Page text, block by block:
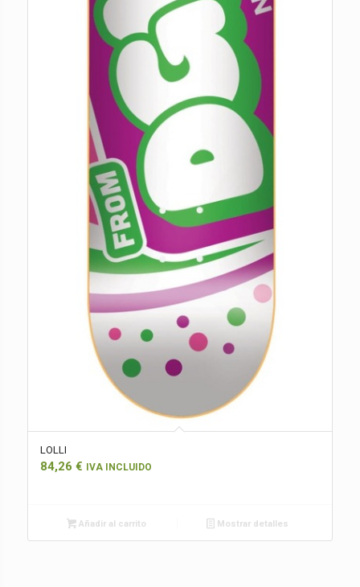
LOLLI
84,26 € IVA INCLUIDO
Añadir al carrito Mostrar detalles